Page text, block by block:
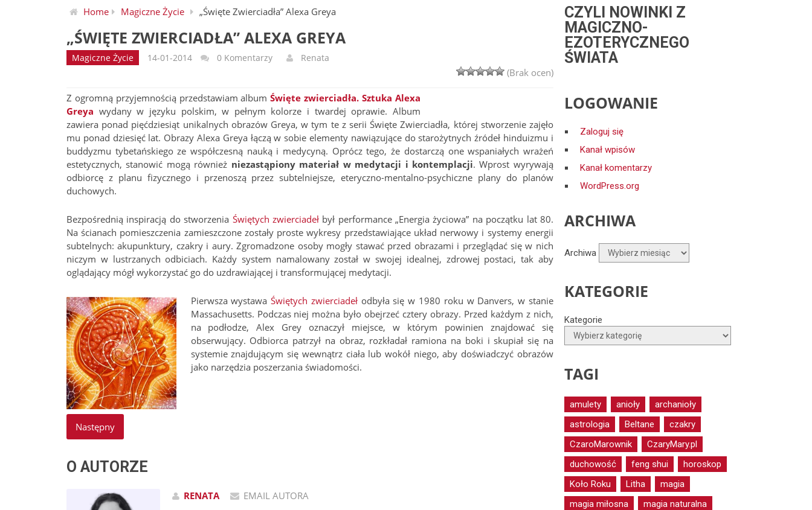
Home Magiczne Życie „Święte Zwierciadła” Alexa Greya
„ŚWIĘTE ZWIERCIADŁA” ALEXA GREYA
Magiczne Życie 14-01-2014 0 Komentarzy Renata
(Brak ocen)
Z ogromną przyjemnością przedstawiam albumŚwięte zwierciadła. Sztuka Alexa
Greya wydany w języku polskim, w pełnym kolorze i twardej oprawie. Album
zawiera ponad pięćdziesiąt unikalnych obrazów Greya, w tym te z serii Święte Zwierciadła, której stworzenie zajęło
mu ponad dziesięć lat. Obrazy Alexa Greya łączą w sobie elementy nawiązujące do starożytnych źródeł hinduizmu i
buddyzmu tybetańskiego ze współczesną nauką i medycyną. Oprócz tego, że dostarczą one wspaniałych wrażeń
estetycznych, stanowić mogą również niezastąpiony materiał w medytacji i kontemplacji. Wprost wyrywają
odbiorcę z planu fizycznego i przenoszą przez subtelniejsze, eteryczno-mentalno-psychiczne plany do planów
duchowych.
Bezpośrednią inspiracją do stworzenia Świętych zwierciadełbył performance „Energia życiowa” na początku lat 80.
Na ścianach pomieszczenia zamieszczone zostały proste wykresy przedstawiające układ nerwowy i systemy energii
subtelnych: akupunktury, czakry i aury. Zgromadzone osoby mogły stawać przed obrazami i przeglądać się w nich
niczym w lustrzanych odbiciach. Każdy system namalowany został w swojej idealnej, zdrowej postaci, tak aby
oglądający mógł wykorzystać go do uzdrawiającej i transformującej medytacji.
Pierwsza wystawaŚwiętych zwierciadełodbyła się w 1980 roku w Danvers, w stanie
Massachusetts. Podczas niej można było obejrzeć cztery obrazy. Przed każdym z nich,
na podłodze, Alex Grey oznaczył miejsce, w którym powinien znajdować się
obserwujący. Odbiorca patrzył na obraz, rozkładał ramiona na boki i skupiał się na
systemie znajdującym się wewnątrz ciała lub wokół niego, aby doświadczyć obrazów
jako narzędzia poszerzania świadomości.
Następny
O AUTORZE
RENATA EMAIL AUTORA
CZYLI NOWINKI Z
MAGICZNO-
EZOTERYCZNEGO
ŚWIATA
LOGOWANIE
Zaloguj się
Kanał wpisów
Kanał komentarzy
WordPress.org
ARCHIWA
Archiwa
KATEGORIE
Kategorie
TAGI
amulety anioły
archanioły
astrologia
Beltane
czakry
CzaroMarownik
CzaryMary.pl
duchowość
feng shui
horoskop
Koło Roku
Litha
magia
magia miłosna
magia naturalna